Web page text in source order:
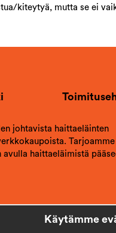
kiteytyä, mutta se ei
johtavista haittaeläinten
Tarjoamme
haittaeläimistä
Käytämme